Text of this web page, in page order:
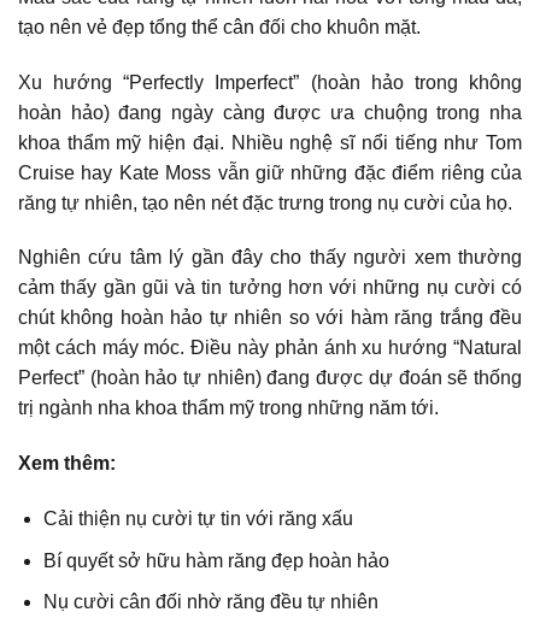
tạo nên vẻ đẹp tổng thể cân đối cho khuôn mặt.
Xu hướng “Perfectly Imperfect” (hoàn hảo trong không
hoàn hảo) đang ngày càng được ưa chuộng trong nha
khoa thẩm mỹ hiện đại. Nhiều nghệ sĩ nổi tiếng như Tom
Cruise hay Kate Moss vẫn giữ những đặc điểm riêng của
răng tự nhiên, tạo nên nét đặc trưng trong nụ cười của họ.
Nghiên cứu tâm lý gần đây cho thấy người xem thường
cảm thấy gần gũi và tin tưởng hơn với những nụ cười có
chút không hoàn hảo tự nhiên so với hàm răng trắng đều
một cách máy móc. Điều này phản ánh xu hướng “Natural
Perfect” (hoàn hảo tự nhiên) đang được dự đoán sẽ thống
trị ngành nha khoa thẩm mỹ trong những năm tới.
Xem thêm:
Cải thiện nụ cười tự tin với răng xấu
Bí quyết sở hữu hàm răng đẹp hoàn hảo
Nụ cười cân đối nhờ răng đều tự nhiên